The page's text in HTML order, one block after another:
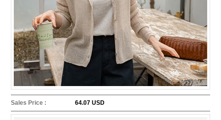
Sales Price : 64.07 USD